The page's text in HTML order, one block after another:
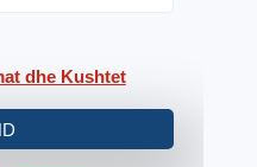
dhe Kushtet